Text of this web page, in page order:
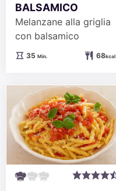
BALSAMICO
Melanzane alla griglia
con balsamico
35Minuten
Min. 68kcal